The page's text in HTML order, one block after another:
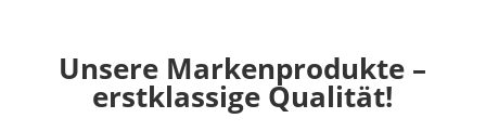
Unsere Markenprodukte –
erstklassige Qualität!